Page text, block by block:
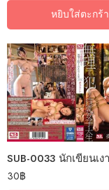
หยิบใส่ตะกร้า
30฿